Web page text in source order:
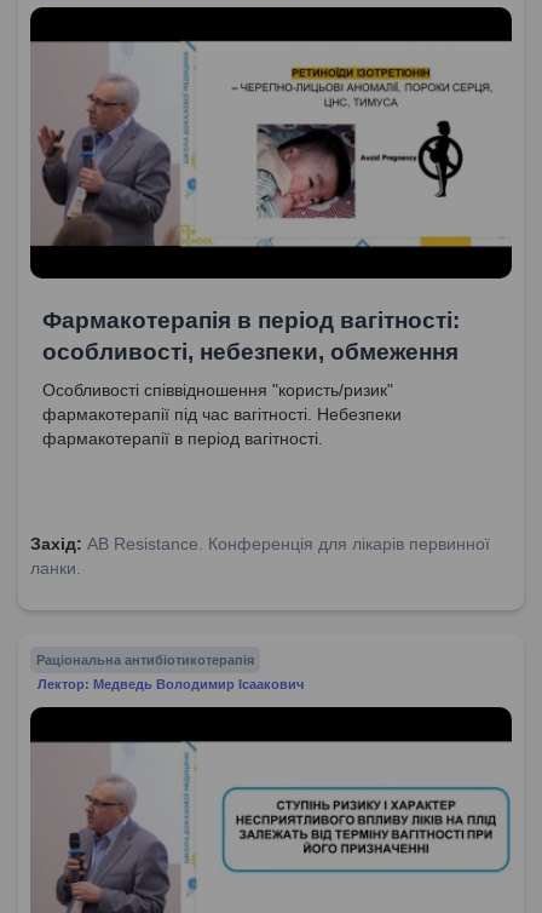
Фармакотерапія в період вагітності:
особливості, небезпеки, обмеження
Особливості співвідношення "користь/ризик"
фармакотерапії під час вагітності. Небезпеки
фармакотерапії в період вагітності.
Захід: AB Resistance. Конференція для лікарів первинної
ланки.
Раціональна антибіотикотерапія
Лектор: Медведь Володимир Ісаакович